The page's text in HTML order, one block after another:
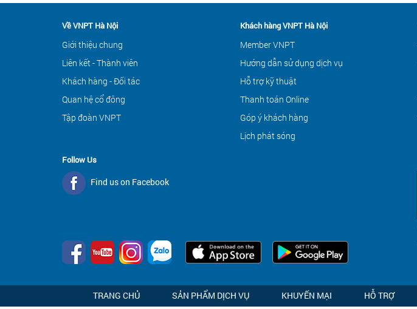
Về VNPT Hà Nội
Giới thiệu chung
Liên kết - Thành viên
Khách hàng - Đối tác
Quan hệ cổ đông
Tập đoàn VNPT
Khách hàng VNPT Hà Nội
Member VNPT
Hướng dẫn sử dụng dịch vụ
Hỗ trợ kỹ thuật
Thanh toán Online
Góp ý khách hàng
Lịch phát sóng
Follow Us
Find us on Facebook
TRANG CHỦ SẢN PHẨM DỊCH VỤ KHUYẾN MẠI HỖ TRỢ